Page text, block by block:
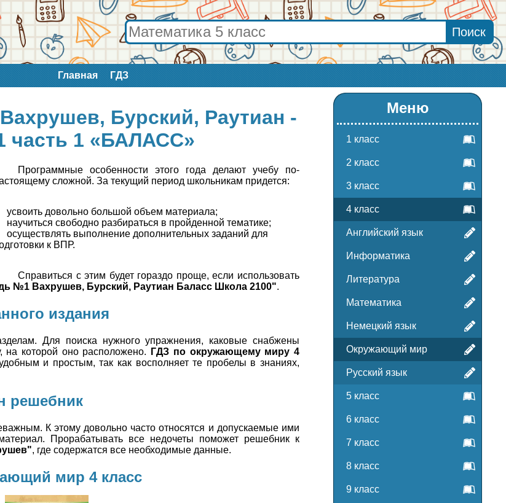
Главная ГДЗ
Бурский, Раутиан -
часть 1 «БАЛАСС»
Программные особенности этого года делают учебу по-
сложной. За текущий период школьникам придется:
усвоить довольно большой объем материала;
научиться свободно разбираться в пройденной тематике;
осуществлять выполнение дополнительных заданий для
к ВПР.
Справиться с этим будет гораздо проще, если использовать
№1 Вахрушев, Бурский, Раутиан Баласс Школа 2100".
издания
Для поиска нужного упражнения, каковые снабжены
на которой оно расположено.
ГДЗ по окружающему миру 4
и простым, так как восполняет те пробелы в знаниях,
решебник
К этому довольно часто относятся и допускаемые ими
Прорабатывать все недочеты поможет решебник к
, где содержатся все необходимые данные.
мир 4 класс
Меню
1 класс
2 класс
3 класс
4 класс
Английский язык
Информатика
Литература
Математика
Немецкий язык
Окружающий мир
Русский язык
5 класс
6 класс
7 класс
8 класс
9 класс